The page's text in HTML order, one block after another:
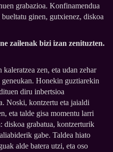
grabazioa. Konfinamendua
ginen, gutxienez, diskoa
zailenak bizi izan zenituzten.
zen, eta udan zehar
Honekin guztiarekin
diru inbertsioa
Noski, kontzertu eta jaialdi
eta talde gisa momentu larri
diskoa grabatua, kontzerturik
gabe. Taldea hiato
alde batera utzi, eta oso